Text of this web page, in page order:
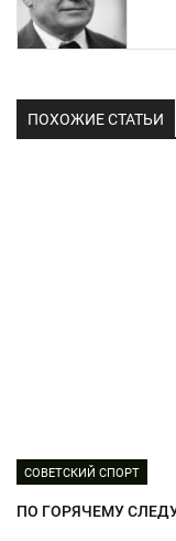
ПОХОЖИЕ СТАТЬИ
СОВЕТСКИЙ СПОРТ
ПО ГОРЯЧЕМУ